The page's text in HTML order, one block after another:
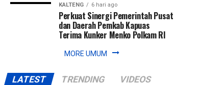
KALTENG 6 hari ago
Perkuat Sinergi Pemerintah Pusat
dan Daerah Pemkab Kapuas
Terima Kunker Menko Polkam RI
MORE UMUM
LATEST TRENDING VIDEOS